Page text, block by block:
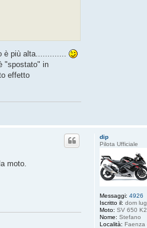
è più alta.............
"spostato" in
effetto
dip
Pilota Ufficiale
Messaggi: 4926
Iscritto il: dom
Moto: SV 650 K2
Nome: Stefano
Località: Faenza
moto.